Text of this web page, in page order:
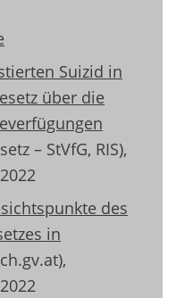
Suizid in
über die
– StVfG, RIS),
des
in